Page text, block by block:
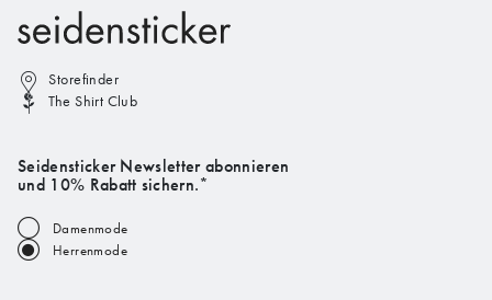
Storefinder
The Shirt Club
Seidensticker Newsletter abonnieren
und 10% Rabatt sichern.*
Damenmode
Herrenmode